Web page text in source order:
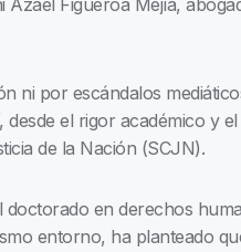
Azael Figueroa Mejía,
ni por escándalos
desde el rigor académico
de la Nación (SCJN).
en derechos
entorno, ha planteado